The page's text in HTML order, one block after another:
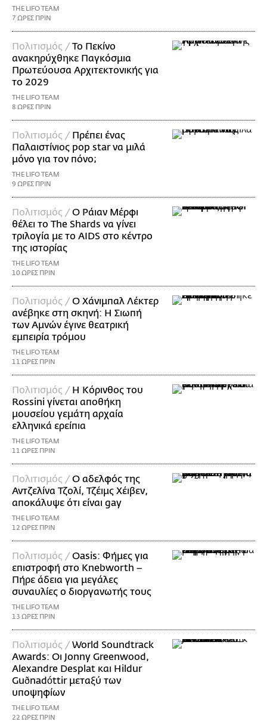
THE LIFO TEAM
7 ΩΡΕΣ ΠΡΙΝ
Πολιτισμός /Το Πεκίνο
ανακηρύχθηκε Παγκόσμια
Πρωτεύουσα Αρχιτεκτονικής για
το 2029
THE LIFO TEAM
8 ΩΡΕΣ ΠΡΙΝ
Πολιτισμός / Πρέπει ένας
Παλαιστίνιος pop star να μιλά
μόνο για τον πόνο;
THE LIFO TEAM
9 ΩΡΕΣ ΠΡΙΝ
Πολιτισμός /Ο Ράιαν Μέρφι
θέλει το The Shards να γίνει
τριλογία με το AIDS στο κέντρο
της ιστορίας
THE LIFO TEAM
10 ΩΡΕΣ ΠΡΙΝ
Πολιτισμός /Ο Χάνιμπαλ Λέκτερ
ανέβηκε στη σκηνή: Η Σιωπή
των Αμνών έγινε θεατρική
εμπειρία τρόμου
THE LIFO TEAM
11 ΩΡΕΣ ΠΡΙΝ
Πολιτισμός / Η Κόρινθος του
Rossini γίνεται αποθήκη
μουσείου γεμάτη αρχαία
ελληνικά ερείπια
THE LIFO TEAM
11 ΩΡΕΣ ΠΡΙΝ
Πολιτισμός /Ο αδελφός της
Αντζελίνα Τζολί, Τζέιμς Χέιβεν,
αποκάλυψε ότι είναι gay
THE LIFO TEAM
12 ΩΡΕΣ ΠΡΙΝ
Πολιτισμός /Oasis: Φήμες για
επιστροφή στο Knebworth –
Πήρε άδεια για μεγάλες
συναυλίες ο διοργανωτής τους
THE LIFO TEAM
13 ΩΡΕΣ ΠΡΙΝ
Πολιτισμός /World Soundtrack
Awards: Οι Jonny Greenwood,
Alexandre Desplat και Hildur
Guðnadóttir μεταξύ των
υποψηφίων
THE LIFO TEAM
22 ΩΡΕΣ ΠΡΙΝ